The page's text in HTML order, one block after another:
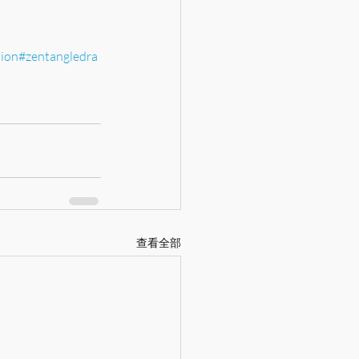
#zentangledra
查看全部